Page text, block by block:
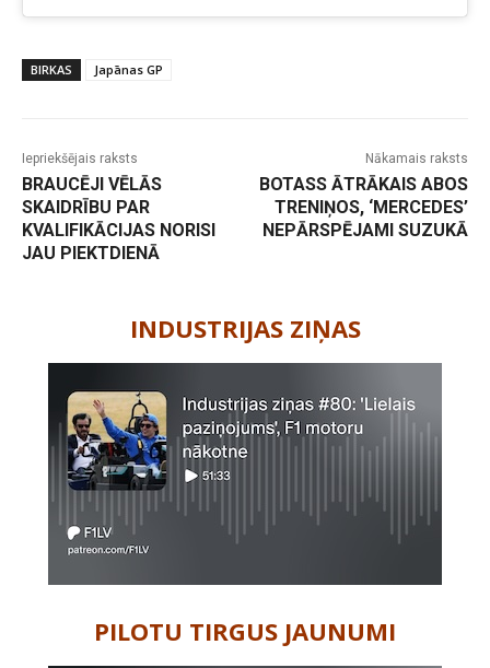
BIRKAS Japānas GP
Iepriekšējais raksts
BRAUCĒJI VĒLĀS
SKAIDRĪBU PAR
KVALIFIKĀCIJAS NORISI
JAU PIEKTDIENĀ
Nākamais raksts
BOTASS ĀTRĀKAIS ABOS
TRENIŅOS, ‘MERCEDES’
NEPĀRSPĒJAMI SUZUKĀ
INDUSTRIJAS ZIŅAS
PILOTU TIRGUS JAUNUMI